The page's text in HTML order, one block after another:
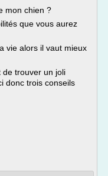
mon chien ?
que vous aurez
vie alors il vaut mieux
de trouver un joli
donc trois conseils